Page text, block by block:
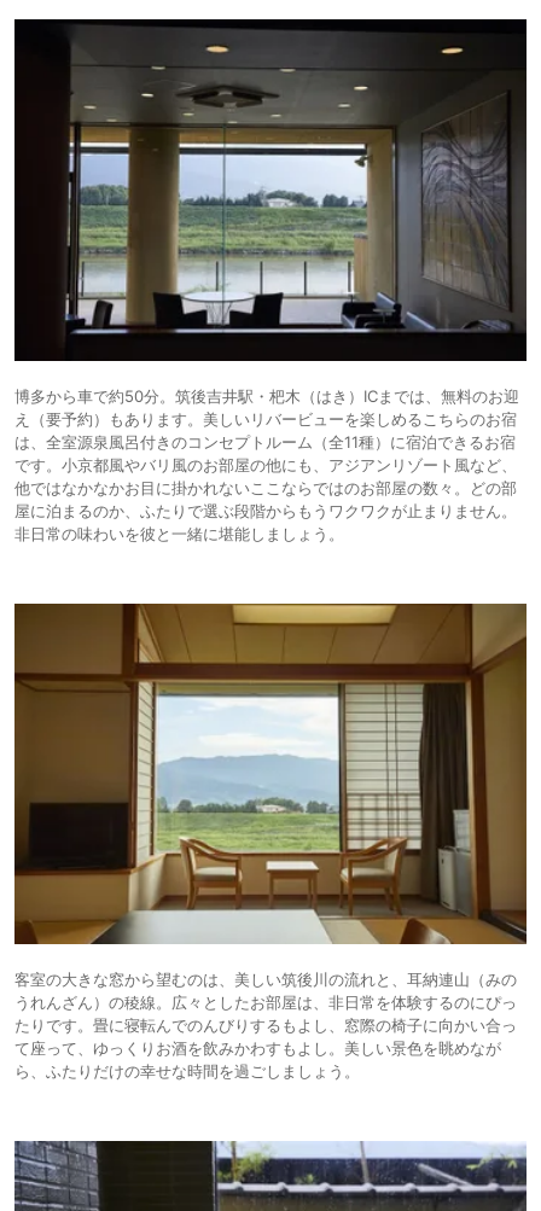
博多から車で約50分。筑後吉井駅・杷木（はき）ICまでは、無料のお迎
え（要予約）もあります。美しいリバービューを楽しめるこちらのお宿
は、全室源泉風呂付きのコンセプトルーム（全11種）に宿泊できるお宿
です。小京都風やバリ風のお部屋の他にも、アジアンリゾート風など、
他ではなかなかお目に掛かれないここならではのお部屋の数々。どの部
屋に泊まるのか、ふたりで選ぶ段階からもうワクワクが止まりません。
非日常の味わいを彼と一緒に堪能しましょう。
客室の大きな窓から望むのは、美しい筑後川の流れと、耳納連山（みの
うれんざん）の稜線。広々としたお部屋は、非日常を体験するのにぴっ
たりです。畳に寝転んでのんびりするもよし、窓際の椅子に向かい合っ
て座って、ゆっくりお酒を飲みかわすもよし。美しい景色を眺めなが
ら、ふたりだけの幸せな時間を過ごしましょう。